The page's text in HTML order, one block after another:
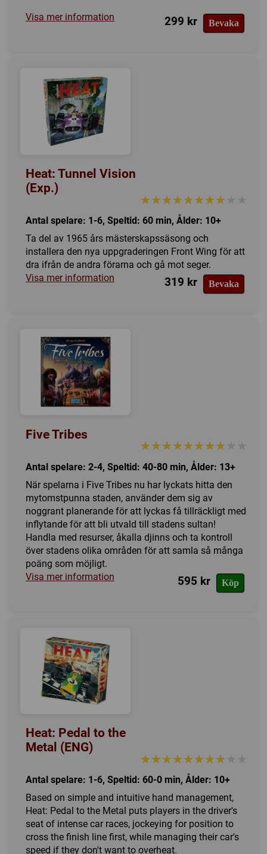
Visa mer information
Bevaka
299 kr
Heat: Tunnel Vision
(Exp.)
★★★★★★★★★★
★★★★★★★★★★
Antal spelare: 1-6, Speltid: 60 min, Ålder: 10+
Ta del av 1965 års mästerskapssäsong och
installera den nya uppgraderingen Front Wing för att
dra ifrån de andra förarna och gå mot seger.
Visa mer information
Bevaka
319 kr
Five Tribes
★★★★★★★★★★
★★★★★★★★★★
Antal spelare: 2-4, Speltid: 40-80 min, Ålder: 13+
När spelarna i Five Tribes nu har lyckats hitta den
mytomstpunna staden, använder dem sig av
noggrant planerande för att lyckas få tillräckligt med
inflytande för att bli utvald till stadens sultan!
Handla med resurser, åkalla djinns och ta kontroll
över stadens olika områden för att samla så många
poäng som möjligt.
Visa mer information
Köp
595 kr
Heat: Pedal to the
Metal (ENG)
★★★★★★★★★★
★★★★★★★★★★
Antal spelare: 1-6, Speltid: 60-0 min, Ålder: 10+
Based on simple and intuitive hand management,
Heat: Pedal to the Metal puts players in the driver's
seat of intense car races, jockeying for position to
cross the finish line first, while managing their car's
speed if they don't want to overheat.